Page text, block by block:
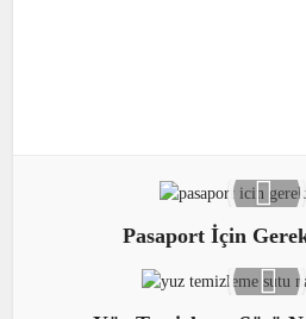
Pasaport İçin